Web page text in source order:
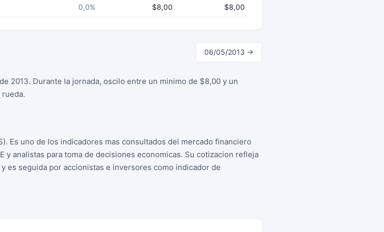
0,0% $8,00 $8,00
06/05/2013 →
2013. Durante la jornada, oscilo entre un minimo de $8,00 y un
Es uno de los indicadores mas consultados del mercado financiero
y analistas para toma de decisiones economicas. Su cotizacion refleja
es seguida por accionistas e inversores como indicador de